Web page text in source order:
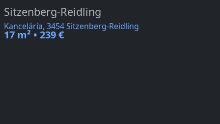
Sitzenberg-Reidling
Kancelária, 3454 Sitzenberg-Reidling
17 m² • 239 €